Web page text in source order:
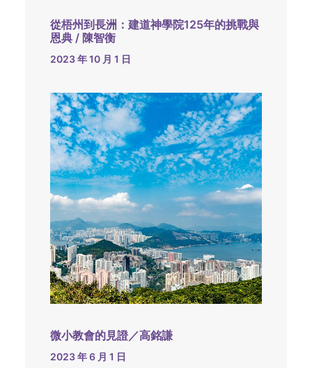
從梧州到長洲：建道神學院125年的挑戰與
恩典 / 陳智衡
2023 年 10 月 1 日
微小教會的見證／高銘謙
2023 年 6 月 1 日